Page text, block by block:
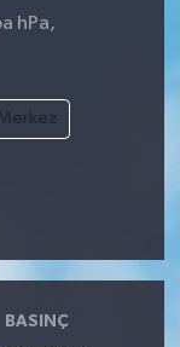
hPa,
Merkez
BASINÇ